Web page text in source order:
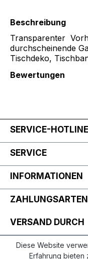
Beschreibung
Transparenter
durchscheinende
Tischdeko,
Bewertungen
SERVICE-HOTLINE
SERVICE
INFORMATIONEN
ZAHLUNGSARTEN
VERSAND DURCH
Diese Website
Erfahrung bieten